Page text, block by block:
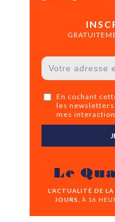
En cochant
les newsletters
mes
Le
L’ACTUALITÉ DE
JOURS,
À 16